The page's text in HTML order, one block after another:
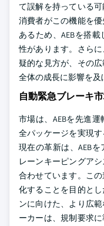
て誤解を持っている可
消費者がこの機能を
あるため、AEBを搭
性があります。さら
疑的な見方が、その
全体の成長に影響を及
自動緊急ブレーキ
市場は、AEBを先進
全パッケージを実現す
現在の革新は、AEBを
レーンキーピングア
合わせています。こ
化することを目的と
ンに向けた、より広
ーカーは、規制要求